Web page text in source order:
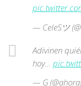
— CeleSツ
Adivinen
hoy…
— G